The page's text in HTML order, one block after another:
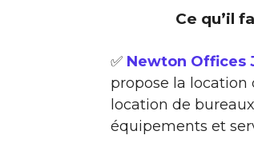
Ce qu’il
✅ Newton Offices
propose la location
location de
équipements et